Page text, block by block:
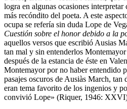
logra en algunas ocasiones interpretar
más recóndito del poeta. A este
ocupa se refería sin duda Lope de
Cuestión sobre el honor debido a la
aquellos versos que escribió Ausias
tan mal y sin entenderlos
después de la estancia de éste en
Montemayor por no haber entendido
pasajes oscuros de Ausiàs March, tan
eran tema favorito de los ingenios y
convivió Lope» (Riquer, 1946: